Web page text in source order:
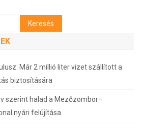
Már 2 millió liter vizet szállított a
biztosítására
szerint halad a Mezőzombor–
nyári felújítása